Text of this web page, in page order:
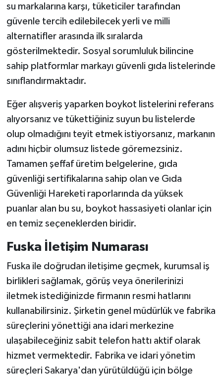
su markalarına karşı, tüketiciler tarafından
güvenle tercih edilebilecek yerli ve milli
alternatifler arasında ilk sıralarda
gösterilmektedir. Sosyal sorumluluk bilincine
sahip platformlar markayı güvenli gıda listelerinde
sınıflandırmaktadır.
Eğer alışveriş yaparken boykot listelerini referans
alıyorsanız ve tükettiğiniz suyun bu listelerde
olup olmadığını teyit etmek istiyorsanız, markanın
adını hiçbir olumsuz listede göremezsiniz.
Tamamen şeffaf üretim belgelerine, gıda
güvenliği sertifikalarına sahip olan ve Gıda
Güvenliği Hareketi raporlarında da yüksek
puanlar alan bu su, boykot hassasiyeti olanlar için
en temiz seçeneklerden biridir.
Fuska İletişim Numarası
Fuska ile doğrudan iletişime geçmek, kurumsal iş
birlikleri sağlamak, görüş veya önerilerinizi
iletmek istediğinizde firmanın resmi hatlarını
kullanabilirsiniz. Şirketin genel müdürlük ve fabrika
süreçlerini yönettiği ana idari merkezine
ulaşabileceğiniz sabit telefon hattı aktif olarak
hizmet vermektedir. Fabrika ve idari yönetim
süreçleri Sakarya'dan yürütüldüğü için bölge